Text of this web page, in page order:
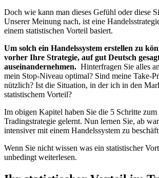
Doch wie kann man dieses Gefühl oder diese
Unserer Meinung nach, ist eine
einem statistischen Vorteil basiert.
Um solch ein Handelssystem erstellen zu
vorher Ihre Strategie, auf gut Deutsch
auseinandernehmen. Hinterfragen Sie alles
mein Stop-Niveau optimal? Sind meine Take-
nützlich? Ist die Situation, in der ich in den
statistischem Vorteil?
Im obigen Kapitel haben Sie die 5 Schritte
Tradingstrategie gelernt. Nun lernen Sie, ab
intensiver mit einem Handelssystem zu
Wenn Sie nicht wissen was ein statistischer
unbedingt weiterlesen.